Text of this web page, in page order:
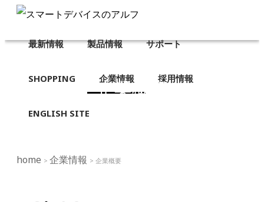
最新情報 製品情報 サポート
SHOPPING 企業情報 採用情報
ENGLISH SITE
企業概要
home > 企業情報 > 企業概要